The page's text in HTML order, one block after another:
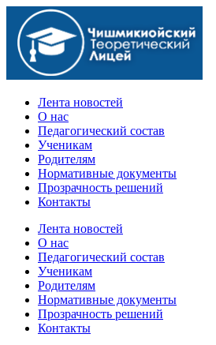
Официальный сайт учебного заведения
Лента новостей
О нас
Педагогический состав
Ученикам
Родителям
Нормативные документы
Прозрачность решений
Контакты
Лента новостей
О нас
Педагогический состав
Ученикам
Родителям
Нормативные документы
Прозрачность решений
Контакты